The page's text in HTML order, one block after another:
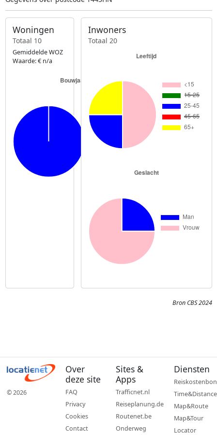
Woningen
Totaal 10
Gemiddelde WOZ
Waarde: € n/a
Inwoners
Totaal 20
Bron CBS 2024
© 2026
Over
deze site
FAQ
Privacy
Cookies
Contact
Sites &
Apps
Trafficnet.nl
Reiseplanung.de
Routenet.be
Onderweg
Diensten
Reiskostenbon
Time&Distance
Map&Route
Map&Tour
Locator